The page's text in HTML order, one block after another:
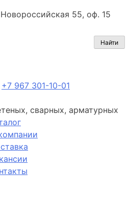
55, оф. 15
+7 967 301-10-01
сварных, арматурных